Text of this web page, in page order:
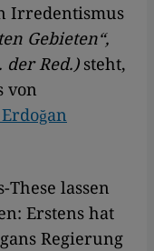
Irredentismus
Gebieten“,
der Red.) steht,
von
lassen
Erstens hat
Regierung